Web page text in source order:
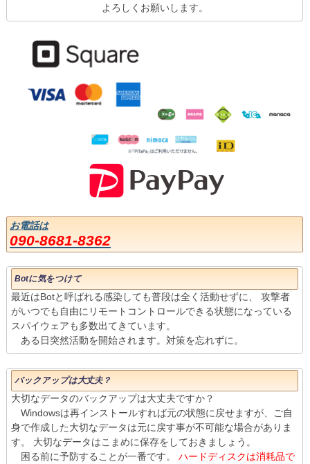
よろしくお願いします。
お電話は
090-8681-8362
Botに気をつけて
最近はBotと呼ばれる感染しても普段は全く活動せずに、 攻撃者
がいつでも自由にリモートコントロールできる状態になっている
スパイウェアも多数出てきています。
ある日突然活動を開始されます。対策を忘れずに。
バックアップは大丈夫？
大切なデータのバックアップは大丈夫ですか？
Windowsは再インストールすれば元の状態に戻せますが、ご自
身で作成した大切なデータは元に戻す事が不可能な場合がありま
す。 大切なデータはこまめに保存をしておきましょう。
困る前に予防することが一番です。 ハードディスクは消耗品で